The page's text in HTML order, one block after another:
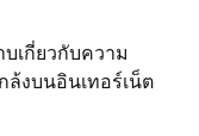
เกี่ยวกับความ
งบนอินเทอร์เน็ต